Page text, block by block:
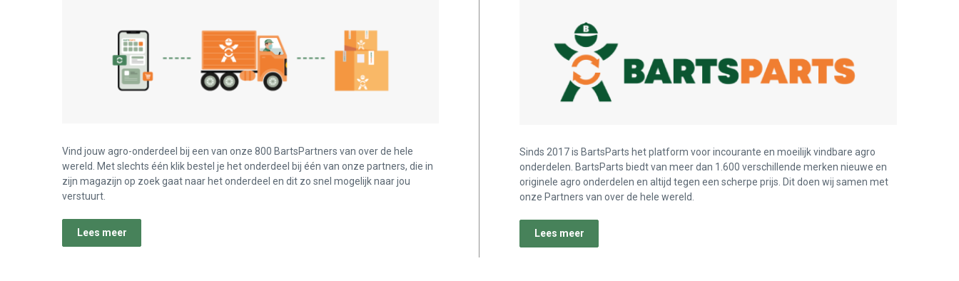
Vind jouw agro-onderdeel bij een van onze 800 BartsPartners van over de hele
wereld. Met slechts één klik bestel je het onderdeel bij één van onze partners, die in
zijn magazijn op zoek gaat naar het onderdeel en dit zo snel mogelijk naar jou
verstuurt.
Lees meer
Sinds 2017 is BartsParts het platform voor incourante en moeilijk vindbare agro
onderdelen. BartsParts biedt van meer dan 1.600 verschillende merken nieuwe en
originele agro onderdelen en altijd tegen een scherpe prijs. Dit doen wij samen met
onze Partners van over de hele wereld.
Lees meer